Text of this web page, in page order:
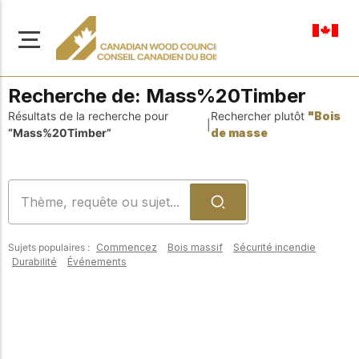
Accédez à un large
À propos de nous
Apprenez-en davantage
sur notre mission visant à
promouvoir la
construction en bois
Recherche de: Mass%20Timber
Résultats de la recherche pour
“Mass%20Timber”
Rechercher plutôt "Bois
de masse
Sujets populaires : Commencez Bois massif
Sécurité incendie
Durabilité
Événements